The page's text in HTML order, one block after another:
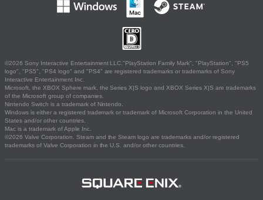
©2026 Sony Interactive Entertainment LLC."PlayStation Family Mark", "PlayStation", "PS5
logo", "PS5", "PS4 logo" and "PS4" are registered trademarks or trademarks of Sony
Interactive Entertainment Inc.
Microsoft, the XBOX Sphere mark, the Series X|S logo and XBOX Series X|S are trademarks
of the Microsoft group of companies.
Nintendo Switch is a trademark of Nintendo.
Windows is either a registered trademark or trademark of Microsoft Corporation in the United
States and/or other countries.
Mac is a trademark of Apple Inc.
©2026 Valve Corporation. Steam and the Steam logo are trademarks and/or registered
trademarks of Valve Corporation in the U.S. and/or other countries.